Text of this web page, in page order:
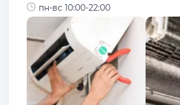
пн-вс 10:00-22:00